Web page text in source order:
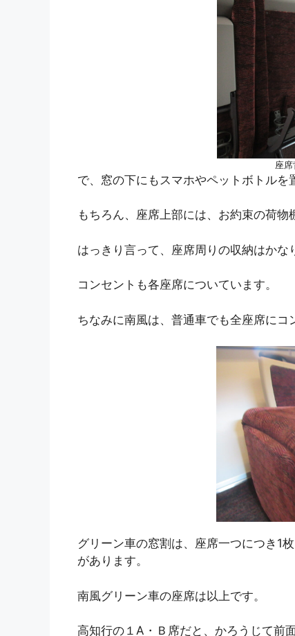
座席
で、窓の下にもスマホやペットボトルを
もちろん、座席上部には、お約束の荷物
はっきり言って、座席周りの収納はかな
コンセントも各座席についています。
ちなみに南風は、普通車でも全座席にコ
グリーン車の窓割は、座席一つにつき1
があります。
南風グリーン車の座席は以上です。
高知行の１A・Ｂ席だと、かろうじて前